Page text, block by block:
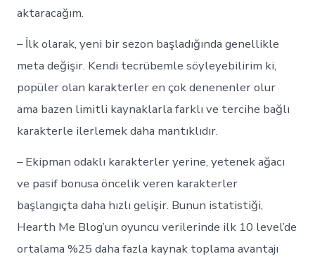
aktaracağım.
– İlk olarak, yeni bir sezon başladığında genellikle
meta değişir. Kendi tecrübemle söyleyebilirim ki,
popüler olan karakterler en çok denenenler olur
ama bazen limitli kaynaklarla farklı ve tercihe bağlı
karakterle ilerlemek daha mantıklıdır.
– Ekipman odaklı karakterler yerine, yetenek ağacı
ve pasif bonusa öncelik veren karakterler
başlangıçta daha hızlı gelişir. Bunun istatistiği,
Hearth Me Blog’un oyuncu verilerinde ilk 10 level’de
ortalama %25 daha fazla kaynak toplama avantajı